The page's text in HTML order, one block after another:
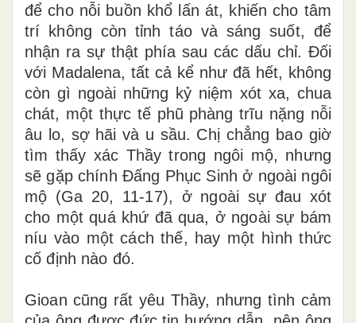
để cho nỗi buồn khổ lấn át, khiến cho tâm
trí không còn tỉnh táo và sáng suốt, để
nhận ra sự thật phía sau các dấu chỉ. Đối
với Madalena, tất cả kể như đã hết, không
còn gì ngoài những kỷ niệm xót xa, chua
chát, một thực tế phũ phàng trĩu nặng nỗi
âu lo, sợ hãi và u sầu. Chị chẳng bao giờ
tìm thấy xác Thầy trong ngôi mộ, nhưng
sẽ gặp chính Đấng Phục Sinh ở ngoài ngôi
mộ (Ga 20, 11-17), ở ngoài sự đau xót
cho một quá khứ đã qua, ở ngoài sự bám
níu vào một cách thế, hay một hình thức
cố định nào đó.
Gioan cũng rất yêu Thầy, nhưng tình cảm